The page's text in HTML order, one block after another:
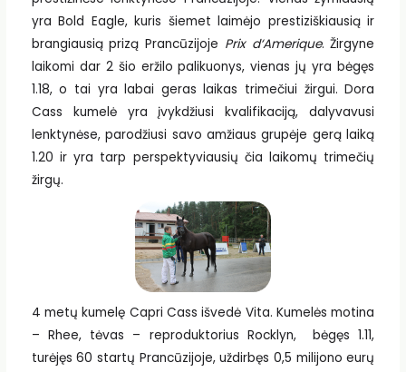
yra Bold Eagle, kuris šiemet laimėjo prestiziškiausią ir
brangiausią prizą Prancūzijoje Prix d‘Amerique. Žirgyne
laikomi dar 2 šio eržilo palikuonys, vienas jų yra bėgęs
1.18, o tai yra labai geras laikas trimečiui žirgui. Dora
Cass kumelė yra įvykdžiusi kvalifikaciją, dalyvavusi
lenktynėse, parodžiusi savo amžiaus grupėje gerą laiką
1.20 ir yra tarp perspektyviausių čia laikomų trimečių
žirgų.
4 metų kumelę Capri Cass išvedė Vita. Kumelės motina
– Rhee, tėvas – reproduktorius Rocklyn, bėgęs 1.11,
turėjęs 60 startų Prancūzijoje, uždirbęs 0,5 milijono eurų